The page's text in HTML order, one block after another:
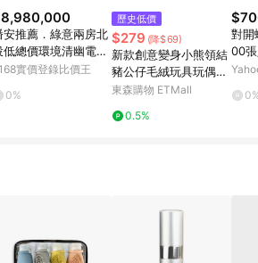
性平台，商品資料更新會有時間差，
價位、贈品與東森購物ETMall銷售網
準。 9. 若有贈點爭議，請務必於訂單
物客服洽詢；若超過180天(含)以上進
10. 部分點數紅包僅限指定商品使
。各點數紅包之適用商品與使用條件
安推薦．綠意兩房北
低總價環境清幽電梯
宅｜台北市北投區溫
實價登錄比價王
0%
歷史低價
$279 (降$69)
新款創意變身小熊領結
豬公仔毛絨玩具玩偶抓
機娃娃送女生兒童禮物
東森購物 ETMall
0.5%
對開
00